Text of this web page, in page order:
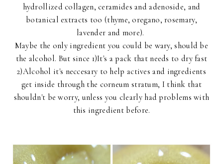
hydrollized collagen, ceramides and adenoside, and
botanical extracts too (thyme, oregano, rosemary,
lavender and more).
Maybe the only ingredient you could be wary, should be
the alcohol. But since 1)It's a pack that needs to dry fast
2)Alcohol it's neccesary to help actives and ingredients
get inside through the corneum stratum, I think that
shouldn't be worry, unless you clearly had problems with
this ingredient before.